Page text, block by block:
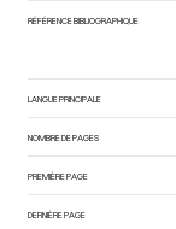
RÉFÉRENCE BIBLIOGRAPHIQUE
LANGUE PRINCIPALE
NOMBRE DE PAGES
PREMIÈRE PAGE
DERNIÈRE PAGE